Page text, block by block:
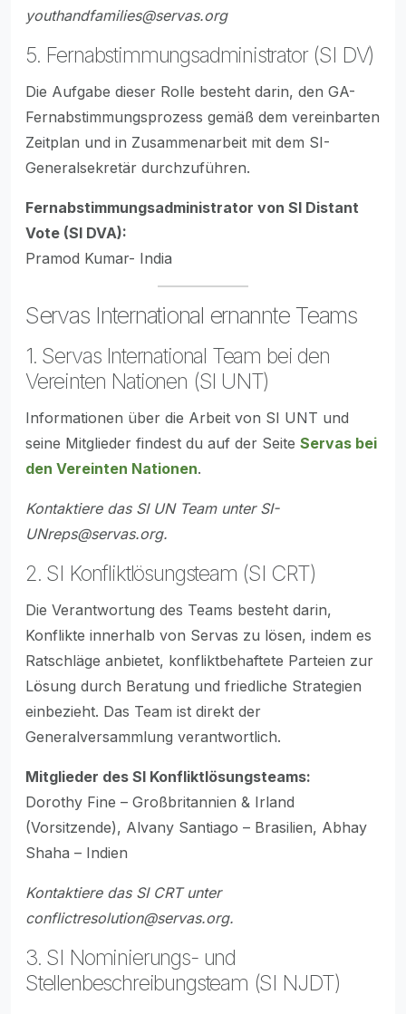
youthandfamilies@servas.org
5. Fernabstimmungsadministrator (SI DV)
Die Aufgabe dieser Rolle besteht darin, den GA-
Fernabstimmungsprozess gemäß dem vereinbarten
Zeitplan und in Zusammenarbeit mit dem SI-
Generalsekretär durchzuführen.
Fernabstimmungsadministrator von SI Distant
Vote (SI DVA):
Pramod Kumar- India
Servas International ernannte Teams
1. Servas International Team bei den
Vereinten Nationen (SI UNT)
Informationen über die Arbeit von SI UNT und
seine Mitglieder findest du auf der Seite Servas bei
den Vereinten Nationen.
Kontaktiere das SI UN Team unter SI-
UNreps@servas.org.
2. SI Konfliktlösungsteam (SI CRT)
Die Verantwortung des Teams besteht darin,
Konflikte innerhalb von Servas zu lösen, indem es
Ratschläge anbietet, konfliktbehaftete Parteien zur
Lösung durch Beratung und friedliche Strategien
einbezieht. Das Team ist direkt der
Generalversammlung verantwortlich.
Mitglieder des SI Konfliktlösungsteams:
Dorothy Fine – Großbritannien & Irland
(Vorsitzende), Alvany Santiago – Brasilien, Abhay
Shaha – Indien
Kontaktiere das SI CRT unter
conflictresolution@servas.org.
3. SI Nominierungs- und
Stellenbeschreibungsteam (SI NJDT)